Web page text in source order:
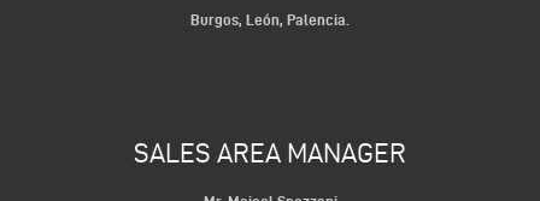
Burgos, León, Palencia.
SALES AREA MANAGER